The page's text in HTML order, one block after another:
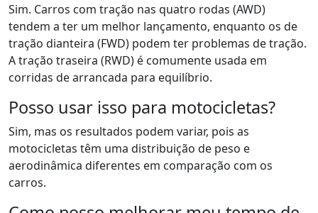
Sim. Carros com tração nas quatro rodas (AWD)
tendem a ter um melhor lançamento, enquanto os de
tração dianteira (FWD) podem ter problemas de tração.
A tração traseira (RWD) é comumente usada em
corridas de arrancada para equilíbrio.
Posso usar isso para motocicletas?
Sim, mas os resultados podem variar, pois as
motocicletas têm uma distribuição de peso e
aerodinâmica diferentes em comparação com os
carros.